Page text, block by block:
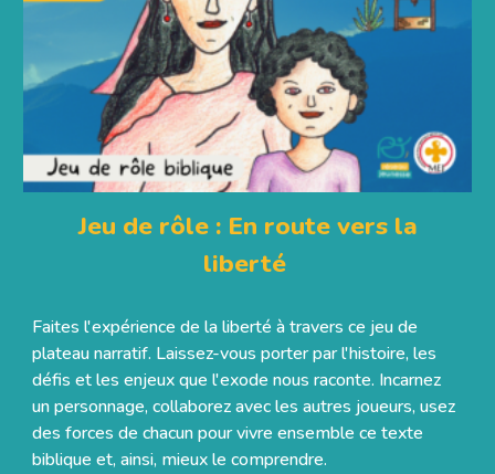
Jeu de rôle : En route vers la
liberté
Faites l'expérience de la libertéàtravers ce jeu de
plateau narratif. Laissez-vous porter par l'histoire, les
défis et les enjeux que l'exode nous raconte. Incarnez
un personnage, collaborez avec les autres joueurs, usez
des forces de chacun pour vivre ensemble ce texte
biblique et, ainsi, mieux le comprendre.